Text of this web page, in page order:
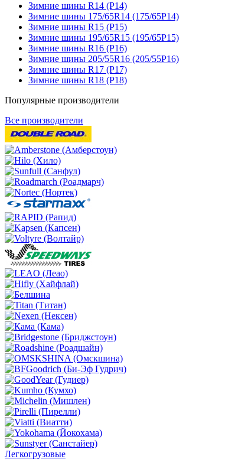
Зимние шины R14 (Р14)
Зимние шины 175/65R14 (175/65Р14)
Зимние шины R15 (Р15)
Зимние шины 195/65R15 (195/65Р15)
Зимние шины R16 (Р16)
Зимние шины 205/55R16 (205/55Р16)
Зимние шины R17 (Р17)
Зимние шины R18 (Р18)
Популярные производители
Все производители
Легкогрузовые